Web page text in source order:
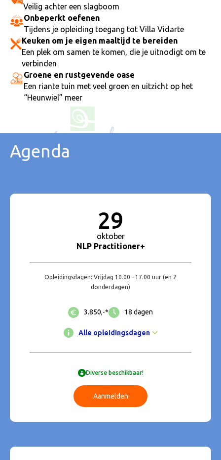
Veilig achter een slagboom
Onbeperkt oefenen
Tijdens je opleiding toegang tot Villa Vidarte
Keuken om je eigen maaltijd te bereiden
Een plek om samen te komen, die je uitnodigt om te
verbinden
Groene en rustgevende oase
Een riante tuin met veel groen en uitzicht op het
“Heunwiel” meer
Agenda
29
oktober
NLP Practitioner+
3.850,-* 18 dagen
Alle opleidingsdagen
Opleidingsdagen: Vrijdag 10.00 - 17.00 uur (en 2
donderdagen)
Aanmelden
Diverse beschikbaar!